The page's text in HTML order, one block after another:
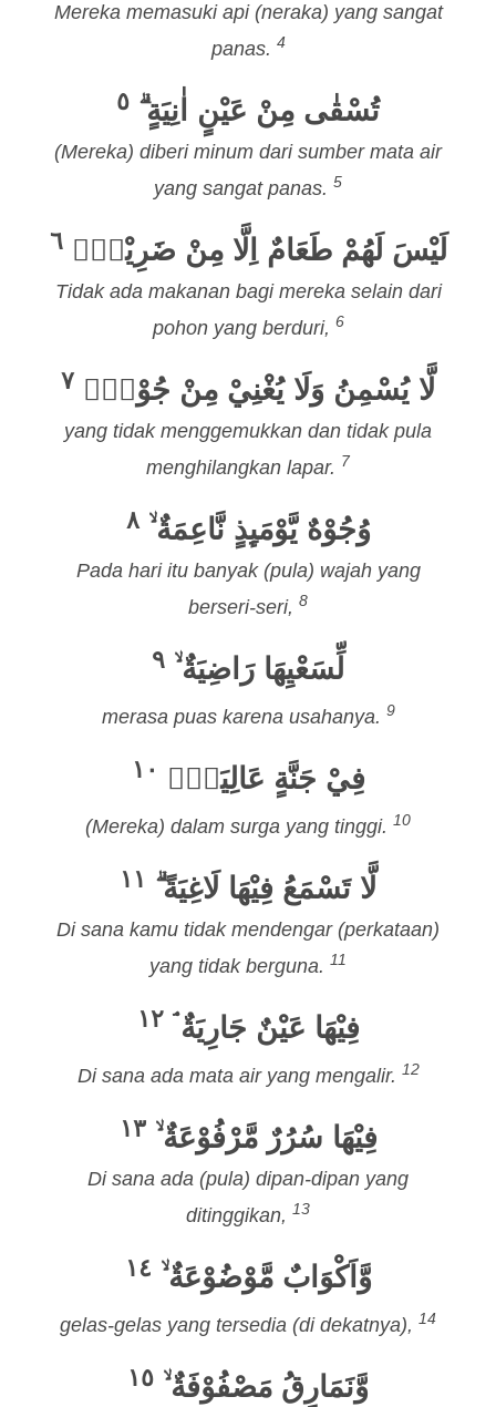
Mereka memasuki api (neraka) yang sangat
panas. 4
تُسْقٰى مِنْ عَيْنٍ اٰنِيَةٍ ۗ ٥
(Mereka) diberi minum dari sumber mata air
yang sangat panas. 5
لَيْسَ لَهُمْ طَعَامٌ اِلَّا مِنْ ضَرِيْعٍۙ٦
Tidak ada makanan bagi mereka selain dari
pohon yang berduri, 6
لَّا يُسْمِنُ وَلَا يُغْنِيْ مِنْ جُوْعٍۗ ٧
yang tidak menggemukkan dan tidak pula
menghilangkan lapar. 7
وُجُوْهٌ يَّوْمَىِٕذٍ نَّاعِمَةٌ ۙ٨
Pada hari itu banyak (pula) wajah yang
berseri-seri, 8
لِّسَعْيِهَا رَاضِيَةٌ ۙ ٩
merasa puas karena usahanya. 9
فِيْ جَنَّةٍ عَالِيَةٍۙ ١٠
(Mereka) dalam surga yang tinggi. 10
لَّا تَسْمَعُ فِيْهَا لَاغِيَةً ۗ ١١
Di sana kamu tidak mendengar (perkataan)
yang tidak berguna. 11
فِيْهَا عَيْنٌ جَارِيَةٌ ۘ ١٢
Di sana ada mata air yang mengalir. 12
فِيْهَا سُرُرٌ مَّرْفُوْعَةٌ ۙ ١٣
Di sana ada (pula) dipan-dipan yang
ditinggikan, 13
وَّاَكْوَابٌ مَّوْضُوْعَةٌ ۙ ١٤
gelas-gelas yang tersedia (di dekatnya), 14
وَّنَمَارِقُ مَصْفُوْفَةٌ ۙ ١٥